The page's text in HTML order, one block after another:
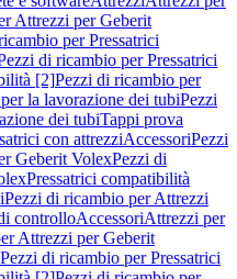
Attrezzi per Geberit
per Pressatrici
di ricambio per Pressatrici
[2]Pezzi di ricambio per
la lavorazione dei tubiPezzi
dei tubiTappi prova
con attrezziAccessoriPezzi
Geberit VolexPezzi di
Pressatrici compatibilità
Pezzi di ricambio per Attrezzi
controlloAccessoriAttrezzi per
Attrezzi per Geberit
Pezzi di ricambio per Pressatrici